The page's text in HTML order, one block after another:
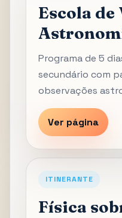
Escola de
Programa de 5
secundário com
observações
Ver página
ITINERANTE
Física